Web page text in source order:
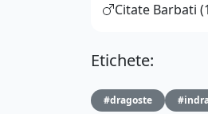
Citate Barbati
Etichete:
#dragoste